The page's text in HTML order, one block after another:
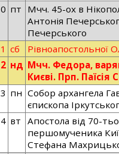
пт Мчч. 45-ох в
Антонія
Печерського
сб
Рівноапостольної
нд Мчч. Федора,
Києві. Прп. Паїсія
пн Собор архангела
єпископа
вт
Апостола від 70-
першомученика
Стефана